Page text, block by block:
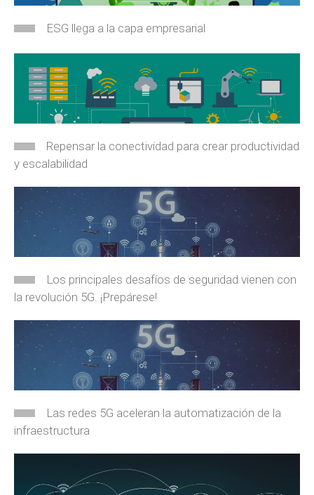
ESG llega a la capa empresarial
Repensar la conectividad para crear productividad
y escalabilidad
Los principales desafíos de seguridad vienen con
la revolución 5G. ¡Prepárese!
Las redes 5G aceleran la automatización de la
infraestructura